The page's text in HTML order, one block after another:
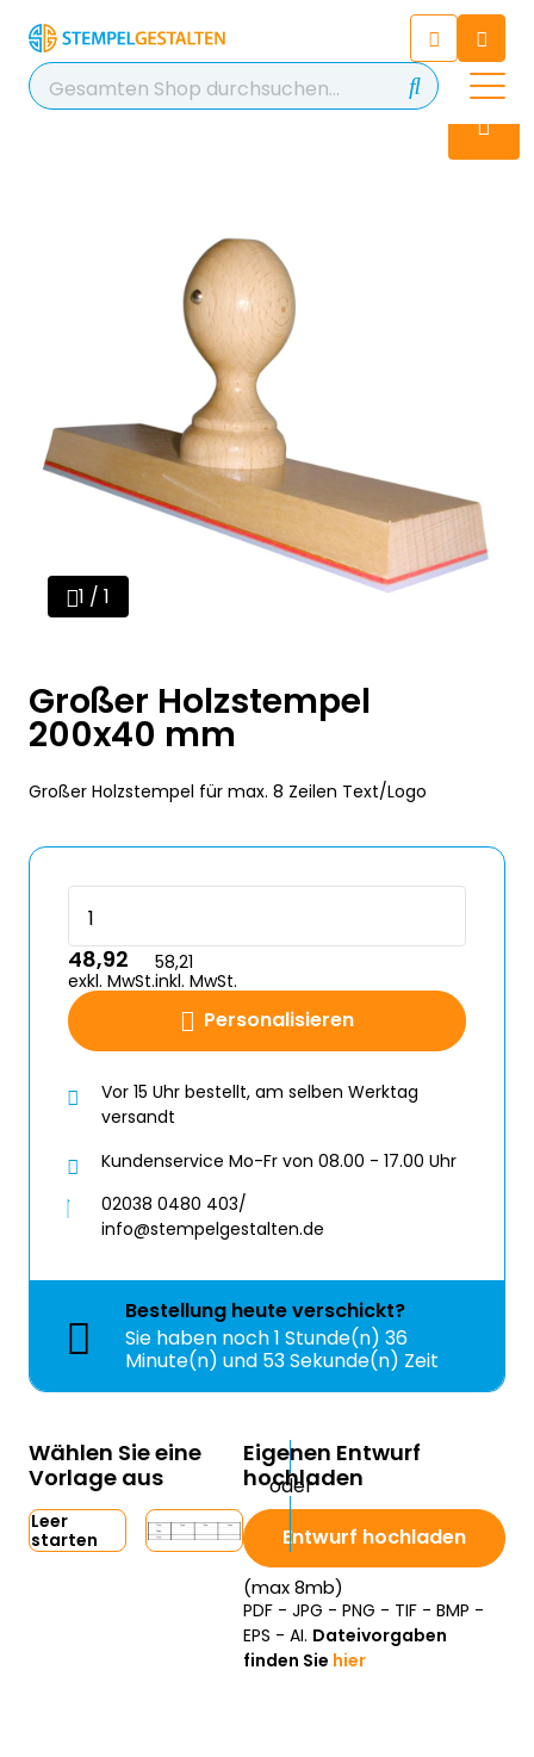
Chatten Sie 24/7 mit unserem
hilfreichen Chatbot
Kontakt
+49 2038 0480 403
1 / 1
Großer Holzstempel
200x40 mm
Großer Holzstempel für max. 8 Zeilen Text/Logo
Personalisieren
48,92
exkl. MwSt.
58,21
inkl. MwSt.
Vor 15 Uhr bestellt, am selben Werktag
versandt
Kundenservice Mo-Fr von 08.00 - 17.00 Uhr
02038 0480 403/
info@stempelgestalten.de
Bestellung heuteverschickt?
Sie haben noch1 Stunde(n) 36
Minute(n) und 52 Sekunde(n) Zeit
Wählen Sie eine
Vorlage aus
Leer
starten
Eigenen Entwurf
hochladen
Entwurf hochladen
(max 8mb)
PDF - JPG - PNG - TIF - BMP -
EPS - AI. Dateivorgaben
finden Sie hier